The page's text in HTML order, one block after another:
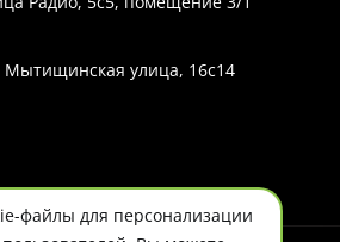
Мытищинская улица, 16с14
файлы для персонализации